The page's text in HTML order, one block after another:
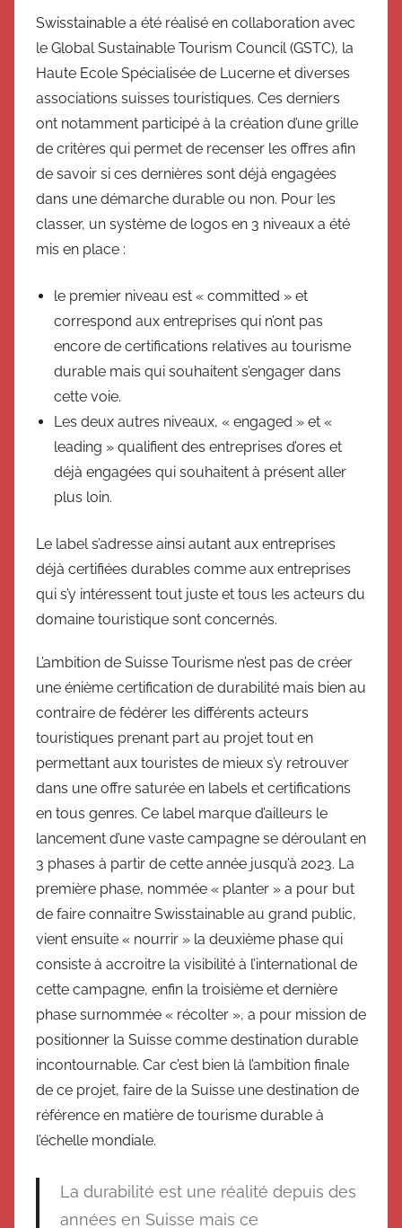
Swisstainable a été réalisé en collaboration avec
le Global Sustainable Tourism Council (GSTC), la
Haute Ecole Spécialisée de Lucerne et diverses
associations suisses touristiques. Ces derniers
ont notamment participé à la création d’une grille
de critères qui permet de recenser les offres afin
de savoir si ces dernières sont déjà engagées
dans une démarche durable ou non. Pour les
classer, un système de logos en 3 niveaux a été
mis en place :
le premier niveau est « committed » et
correspond aux entreprises qui n’ont pas
encore de certifications relatives au tourisme
durable mais qui souhaitent s’engager dans
cette voie.
Les deux autres niveaux, « engaged » et «
leading » qualifient des entreprises d’ores et
déjà engagées qui souhaitent à présent aller
plus loin.
Le label s’adresse ainsi autant aux entreprises
déjà certifiées durables comme aux entreprises
qui s’y intéressent tout juste et tous les acteurs du
domaine touristique sont concernés.
L’ambition de Suisse Tourisme n’est pas de créer
une énième certification de durabilité mais bien au
contraire de fédérer les différents acteurs
touristiques prenant part au projet tout en
permettant aux touristes de mieux s’y retrouver
dans une offre saturée en labels et certifications
en tous genres. Ce label marque d’ailleurs le
lancement d’une vaste campagne se déroulant en
3 phases à partir de cette année jusqu’à 2023. La
première phase, nommée « planter » a pour but
de faire connaitre Swisstainable au grand public,
vient ensuite « nourrir » la deuxième phase qui
consiste à accroitre la visibilité à l’international de
cette campagne, enfin la troisième et dernière
phase surnommée « récolter », a pour mission de
positionner la Suisse comme destination durable
incontournable. Car c’est bien là l’ambition finale
de ce projet, faire de la Suisse une destination de
référence en matière de tourisme durable à
l’échelle mondiale.
La durabilité est une réalité depuis des
années en Suisse mais ce